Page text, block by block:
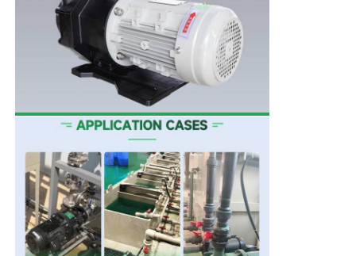
셀프 프라이밍 펌프
스테인리스 스틸 수직 펌프
화학적 원심 펌프